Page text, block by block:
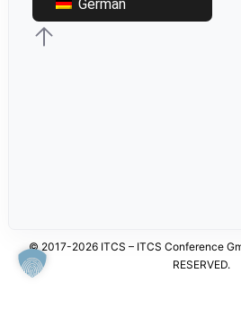
German
© 2017-2026 ITCS – ITCS Conference
RESERVED.